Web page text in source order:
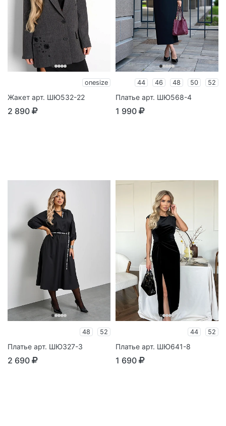
onesize
Жакет арт. ШЮ532-22
2 890
44 46 48 50 52
Платье арт. ШЮ568-4
1 990
48 52
Платье арт. ШЮ327-3
2 690
44 52
Платье арт. ШЮ641-8
1 690